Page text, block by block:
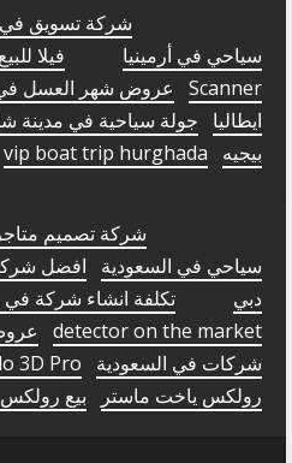
شركة تسويق
سياحي في أرمينيا
فيلا
Scanner
عروض شهر العسل في
ايطاليا
جولة سياحية في مدينة
بيجيه
vip boat trip hurghada
شركة تصميم
سياحي في السعودية
افضل
دبي
تكلفة انشاء شركة
detector on the market
شركات في السعودية
3D Pro
رولكس ياخت ماستر
بيع رولكس